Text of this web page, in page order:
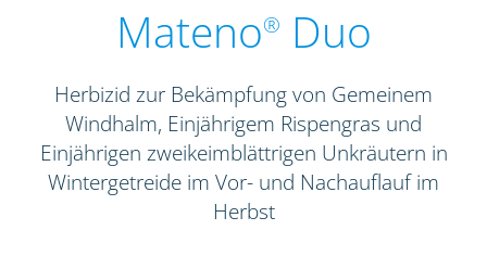
Mateno® Duo
Herbizid zur Bekämpfung von Gemeinem
Windhalm, Einjährigem Rispengras und
Einjährigen zweikeimblättrigen Unkräutern in
Wintergetreide im Vor- und Nachauflauf im
Herbst